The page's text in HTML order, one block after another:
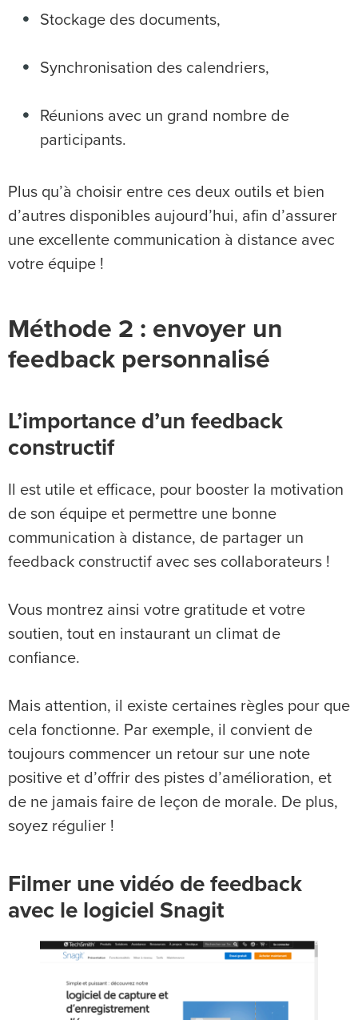
Stockage des documents,
Synchronisation des calendriers,
Réunions avec un grand nombre de
participants.
Plus qu’à choisir entre ces deux outils et bien
d’autres disponibles aujourd’hui, afin d’assurer
une excellente communication à distance avec
votre équipe !
Méthode 2 : envoyer un
feedback personnalisé
L’importance d’un feedback
constructif
Il est utile et efficace, pour booster la motivation
de son équipe et permettre une bonne
communication à distance, de partager un
feedback constructif avec ses collaborateurs !
Vous montrez ainsi votre gratitude et votre
soutien, tout en instaurant un climat de
confiance.
Mais attention, il existe certaines règles pour que
cela fonctionne. Par exemple, il convient de
toujours commencer un retour sur une note
positive et d’offrir des pistes d’amélioration, et
de ne jamais faire de leçon de morale. De plus,
soyez régulier !
Filmer une vidéo de feedback
avec le logiciel Snagit